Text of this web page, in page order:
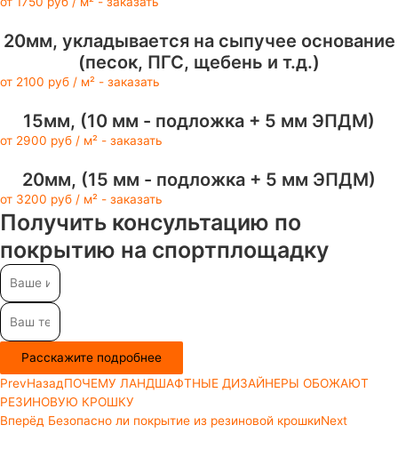
20мм, укладывается на сыпучее основание
(песок, ПГС, щебень и т.д.)
от 2100 руб / м² - заказать
15мм, (10 мм - подложка + 5 мм ЭПДМ)
от 2900 руб / м² - заказать
20мм, (15 мм - подложка + 5 мм ЭПДМ)
от 3200 руб / м² - заказать
Получить консультацию по
покрытию на спортплощадку
Расскажите подробнее
PrevНазадПОЧЕМУ ЛАНДШАФТНЫЕ ДИЗАЙНЕРЫ ОБОЖАЮТ
РЕЗИНОВУЮ КРОШКУ
Вперёд Безопасно ли покрытие из резиновой крошкиNext